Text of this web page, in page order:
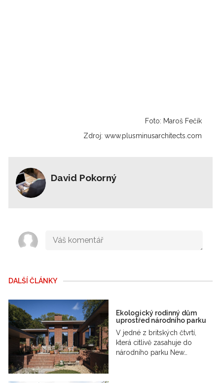
Foto: Maroš Fečík
Zdroj: www.plusminusarchitects.com
David Pokorný
DALŠÍ ČLÁNKY
Ekologický rodinný dům
uprostřed národního parku
V jedné z britských čtvrtí,
která citlivě zasahuje do
národního parku New…